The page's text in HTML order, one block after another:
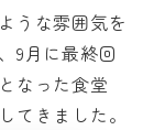
うな雰囲気を
9月に最終回
なった食堂
てきました。